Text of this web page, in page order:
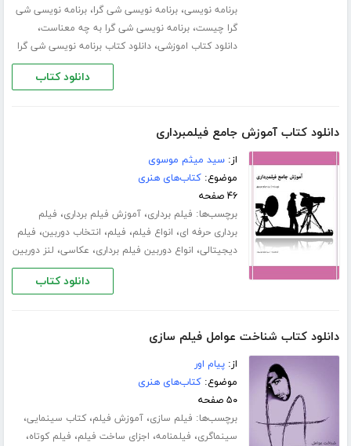
برنامه نویسی،برنامه نویسی شی گرا،برنامه نویسی شی
گرا چیست،برنامه نویسی شی گرا به چه معناست،
دانلود کتاب اموزشی،دانلود کتاب برنامه نویسی شی گرا
دانلود کتاب
دانلود کتاب آموزش جامع فیلمبرداری
از:سید میثم موسوی
موضوع:کتاب‌های هنری
۴۶ صفحه
برچسب‌ها: فیلم برداری،آموزش فیلم برداری، فیلم
برداری حرفه ای، انواع فیلم، فیلم، انتخاب دوربین، فیلم
دیجیتالی، انواع دوربین فیلم برداری، عکاسی، لنز دوربین
دانلود کتاب
دانلود کتاب شناخت عوامل فیلم سازی
از:پیام اور
موضوع:کتاب‌های هنری
۵۰ صفحه
برچسب‌ها: فیلم سازی،آموزش فیلم،کتاب سینمایی،
سینماگری، فیلمنامه، اجزای ساخت فیلم، فیلم کوتاه،